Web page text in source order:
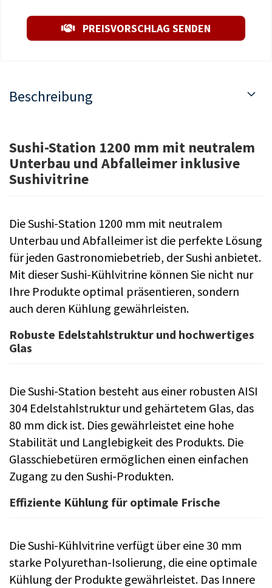
PREISVORSCHLAG SENDEN
Beschreibung
Sushi-Station 1200 mm mit neutralem
Unterbau und Abfalleimer inklusive
Sushivitrine
Die Sushi-Station 1200 mm mit neutralem
Unterbau und Abfalleimer ist die perfekte Lösung
für jeden Gastronomiebetrieb, der Sushi anbietet.
Mit dieser Sushi-Kühlvitrine können Sie nicht nur
Ihre Produkte optimal präsentieren, sondern
auch deren Kühlung gewährleisten.
Robuste Edelstahlstruktur und hochwertiges
Glas
Die Sushi-Station besteht aus einer robusten AISI
304 Edelstahlstruktur und gehärtetem Glas, das
80 mm dick ist. Dies gewährleistet eine hohe
Stabilität und Langlebigkeit des Produkts. Die
Glasschiebetüren ermöglichen einen einfachen
Zugang zu den Sushi-Produkten.
Effiziente Kühlung für optimale Frische
Die Sushi-Kühlvitrine verfügt über eine 30 mm
starke Polyurethan-Isolierung, die eine optimale
Kühlung der Produkte gewährleistet. Das Innere